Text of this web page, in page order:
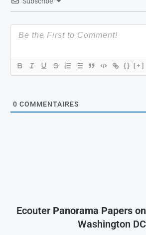
{} [+]
0 COMMENTAIRES
Ecouter Panorama Papers
Washington DC